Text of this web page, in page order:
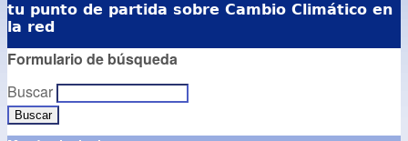
tu punto de partida sobre Cambio Climático en
la red
Formulario de búsqueda
Buscar